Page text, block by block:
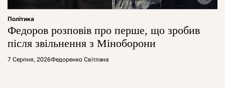
Політика
Федоров розповів про перше, що зробив
після звільнення з Міноборони
7 Серпня, 2026Федоренко Світлана